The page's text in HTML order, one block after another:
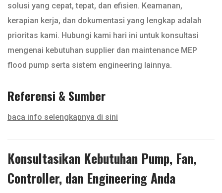
solusi yang cepat, tepat, dan efisien. Keamanan,
kerapian kerja, dan dokumentasi yang lengkap adalah
prioritas kami. Hubungi kami hari ini untuk konsultasi
mengenai kebutuhan supplier dan maintenance MEP
flood pump serta sistem engineering lainnya.
Referensi & Sumber
baca info selengkapnya di sini
Konsultasikan Kebutuhan Pump, Fan,
Controller, dan Engineering Anda